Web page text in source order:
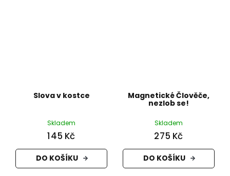
Slova v kostce
Skladem
145 Kč
DO KOŠÍKU
Magnetické Člověče,
nezlob se!
Skladem
275 Kč
DO KOŠÍKU